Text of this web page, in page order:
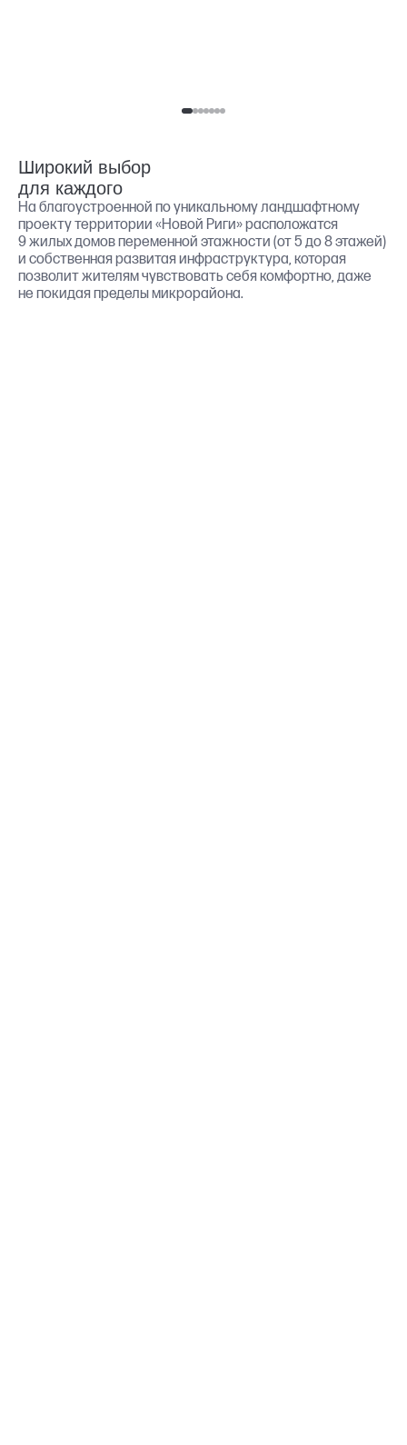
Широкий выбор
для каждого
На благоустроенной по уникальному ландшафтному
проекту территории «Новой Риги» расположатся
9 жилых домов переменной этажности (от 5 до 8 этажей)
и собственная развитая инфраструктура, которая
позволит жителям чувствовать себя комфортно, даже
не покидая пределы микрорайона.